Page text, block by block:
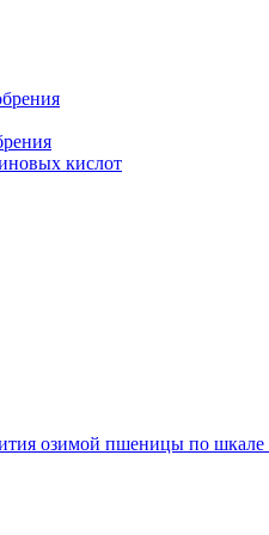
кислот
озимой пшеницы по